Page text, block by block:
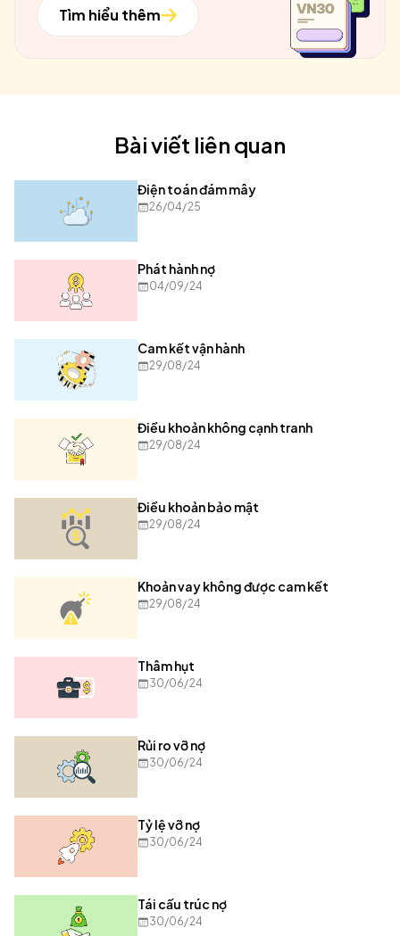
Tìm hiểu thêm
Bài viết liên quan
Điện toán đám mây
26/04/25
Phát hành nợ
04/09/24
Cam kết vận hành
29/08/24
Điều khoản không cạnh tranh
29/08/24
Điều khoản bảo mật
29/08/24
Khoản vay không được cam kết
29/08/24
Thâm hụt
30/06/24
Rủi ro vỡ nợ
30/06/24
Tỷ lệ vỡ nợ
30/06/24
Tái cấu trúc nợ
30/06/24